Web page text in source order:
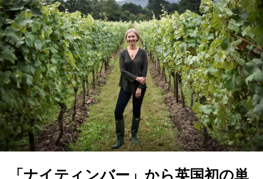
「ナイティンバー」から英国初の単